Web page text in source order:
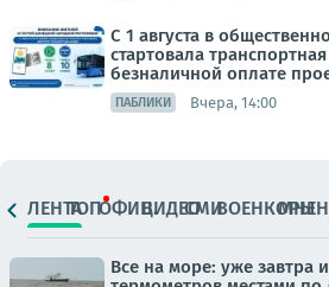
С 1 августа в
стартовала
безналичной оплате
ПАБЛИКИ Вчера, 14:00
ЛЕНТАТОПОФИЦ.ВИДЕОСМИВОЕНКОРЫ
Все на море: уже завтра